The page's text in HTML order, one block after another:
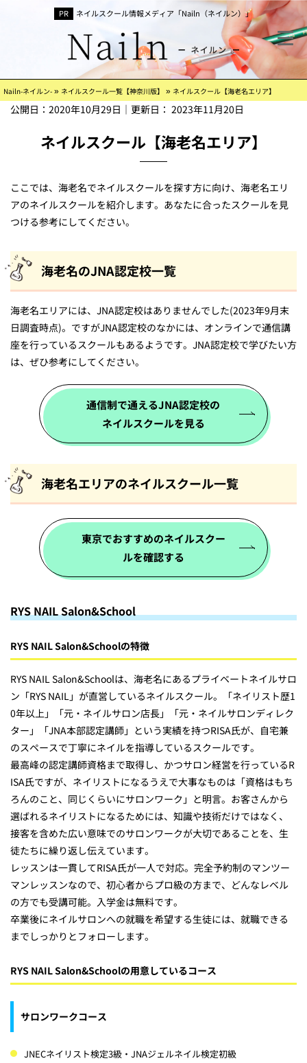
ネイルスクール情報メディア「Nailn（ネイルン）」
Nailn-ネイルン- » ネイルスクール一覧【神奈川版】 » ネイルスクール【海老名エリア】
公開日： 2020年10月29日 ｜更新日： 2023年11月20日
ネイルスクール【海老名エリア】
ここでは、海老名でネイルスクールを探す方に向け、海老名エリ
アのネイルスクールを紹介します。あなたに合ったスクールを見
つける参考にしてください。
海老名のJNA認定校一覧
海老名エリアには、JNA認定校はありませんでした(2023年9月末
日調査時点)。ですがJNA認定校のなかには、オンラインで通信講
座を行っているスクールもあるようです。JNA認定校で学びたい方
は、ぜひ参考にしてください。
通信制で通えるJNA認定校の
ネイルスクールを見る
海老名エリアのネイルスクール一覧
東京でおすすめのネイルスクー
ルを確認する
RYS NAIL Salon&School
RYS NAIL Salon&Schoolの特徴
RYS NAIL Salon&Schoolは、海老名にあるプライベートネイルサロ
ン「RYS NAIL」が直営しているネイルスクール。「ネイリスト歴1
0年以上」「元・ネイルサロン店長」「元・ネイルサロンディレク
ター」「JNA本部認定講師」という実績を持つRISA氏が、自宅兼
のスペースで丁寧にネイルを指導しているスクールです。
最高峰の認定講師資格まで取得し、かつサロン経営を行っているR
ISA氏ですが、ネイリストになるうえで大事なものは「資格はもち
ろんのこと、同じくらいにサロンワーク」と明言。お客さんから
選ばれるネイリストになるためには、知識や技術だけではなく、
接客を含めた広い意味でのサロンワークが大切であることを、生
徒たちに繰り返し伝えています。
レッスンは一貫してRISA氏が一人で対応。完全予約制のマンツー
マンレッスンなので、初心者からプロ級の方まで、どんなレベル
の方でも受講可能。入学金は無料です。
卒業後にネイルサロンへの就職を希望する生徒には、就職できる
までしっかりとフォローします。
RYS NAIL Salon&Schoolの用意しているコース
サロンワークコース
JNECネイリスト検定3級・JNAジェルネイル検定初級